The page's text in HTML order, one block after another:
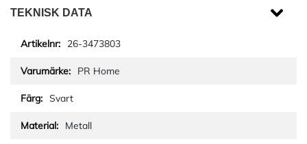
TEKNISK DATA
26-3473803
PR Home
Svart
Metall